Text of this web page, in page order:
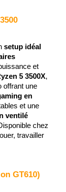
setup idéal
et
5 3500X,
offrant une
en
et une
ventilé
travailler
GT610)